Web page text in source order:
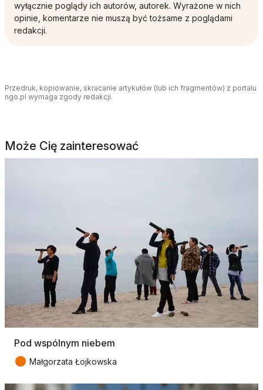
wyłącznie poglądy ich autorów, autorek. Wyrażone w nich
opinie, komentarze nie muszą być tożsame z poglądami
redakcji.
Przedruk, kopiowanie, skracanie artykułów (lub ich fragmentów) z portalu
ngo.pl wymaga zgody redakcji.
Może Cię zainteresować
Pod wspólnym niebem
● Małgorzata Łojkowska